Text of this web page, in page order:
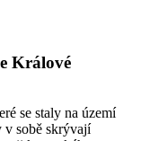
Králové
se staly na území
v sobě skrývají